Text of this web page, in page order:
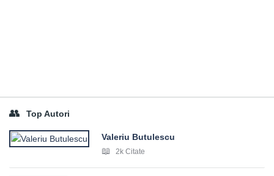
Top Autori
Valeriu Butulescu
2k Citate